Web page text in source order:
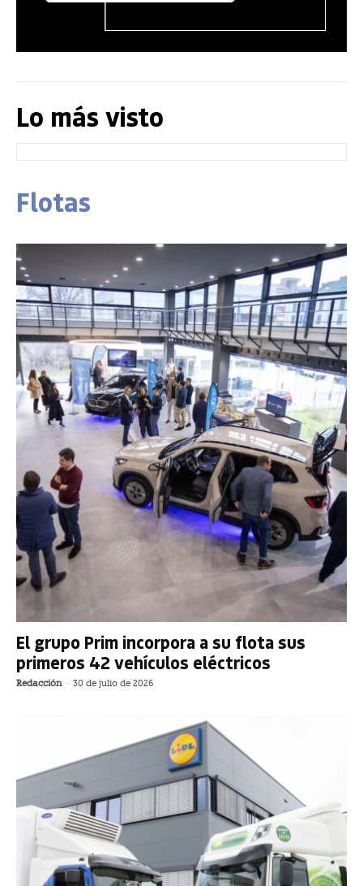
Lo más visto
Flotas
El grupo Prim incorpora a su flota sus
primeros 42 vehículos eléctricos
Redacción - 30 de julio de 2026